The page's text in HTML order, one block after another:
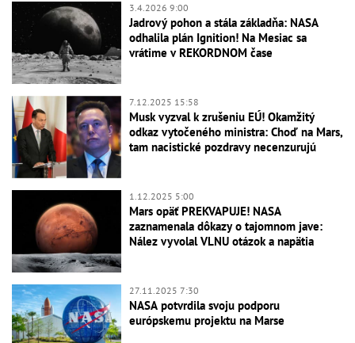
3.4.2026 9:00
Jadrový pohon a stála základňa: NASA
odhalila plán Ignition! Na Mesiac sa
vrátime v REKORDNOM čase
7.12.2025 15:58
Musk vyzval k zrušeniu EÚ! Okamžitý
odkaz vytočeného ministra: Choď na Mars,
tam nacistické pozdravy necenzurujú
1.12.2025 5:00
Mars opäť PREKVAPUJE! NASA
zaznamenala dôkazy o tajomnom jave:
Nález vyvolal VLNU otázok a napätia
27.11.2025 7:30
NASA potvrdila svoju podporu
európskemu projektu na Marse